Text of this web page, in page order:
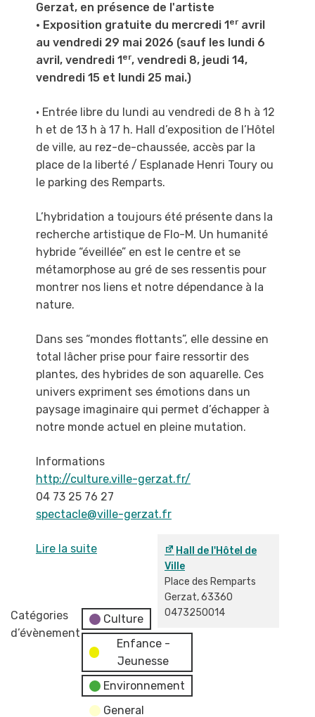
Gerzat, en présence de l'artiste
• Exposition gratuite du mercredi 1er avril
au vendredi 29 mai 2026 (sauf les lundi 6
avril, vendredi 1er, vendredi 8, jeudi 14,
vendredi 15 et lundi 25 mai.)
• Entrée libre du lundi au vendredi de 8 h à 12
h et de 13 h à 17 h. Hall d’exposition de l’Hôtel
de ville, au rez-de-chaussée, accès par la
place de la liberté / Esplanade Henri Toury ou
le parking des Remparts.
L’hybridation a toujours été présente dans la
recherche artistique de Flo-M. Un humanité
hybride “éveillée” en est le centre et se
métamorphose au gré de ses ressentis pour
montrer nos liens et notre dépendance à la
nature.
Dans ses “mondes flottants”, elle dessine en
total lâcher prise pour faire ressortir des
plantes, des hybrides de son aquarelle. Ces
univers expriment ses émotions dans un
paysage imaginaire qui permet d’échapper à
notre monde actuel en pleine mutation.
Informations
http://culture.ville-gerzat.fr/
04 73 25 76 27
spectacle@ville-gerzat.fr
Hall de l'Hôtel de
Ville
Place des Remparts
Gerzat,63360
0473250014
Lire la suite
Catégories
d’évènement
Culture
Enfance -
Jeunesse
Environnement
General